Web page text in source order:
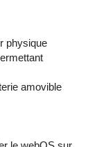
physique
amovible